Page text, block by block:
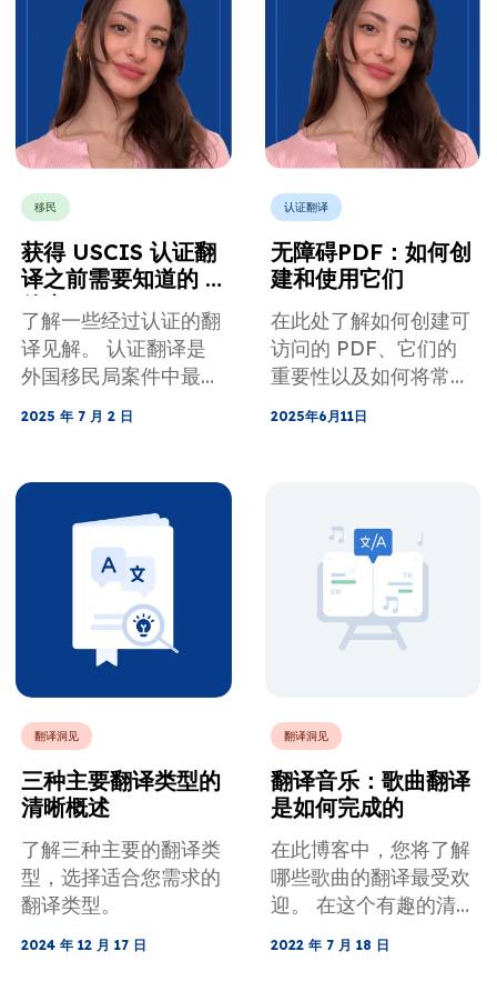
移民
获得 USCIS 认证翻
译之前需要知道的 5
件事
了解一些经过认证的翻
译见解。 认证翻译是
外国移民局案件中最重
要的要求之一。
2025 年 7 月 2 日
认证翻译
无障碍PDF：如何创
建和使用它们
在此处了解如何创建可
访问的 PDF、它们的
重要性以及如何将常规
PDF 转换为可访问的
文件。
2025年6月11日
翻译洞见
三种主要翻译类型的
清晰概述
了解三种主要的翻译类
型，选择适合您需求的
翻译类型。
2024 年 12 月 17 日
翻译洞见
翻译音乐：歌曲翻译
是如何完成的
在此博客中，您将了解
哪些歌曲的翻译最受欢
迎。 在这个有趣的清
单中，您肯定会看到一
些童年时期的最爱。
2022 年 7 月 18 日